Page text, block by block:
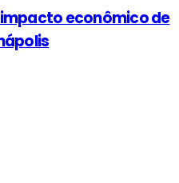
econômico de